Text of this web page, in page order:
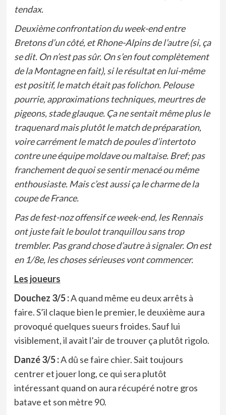
tendax.
Deuxième confrontation du week-end entre
Bretons d’un côté, et Rhone-Alpins de l’autre (si, ça
se dit. On n’est pas sûr. On s’en fout complètement
de la Montagne en fait), si le résultat en lui-même
est positif, le match était pas folichon. Pelouse
pourrie, approximations techniques, meurtres de
pigeons, stade glauque. Ça ne sentait même plus le
traquenard mais plutôt le match de préparation,
voire carrément le match de poules d’intertoto
contre une équipe moldave ou maltaise. Bref; pas
franchement de quoi se sentir menacé ou même
enthousiaste. Mais c’est aussi ça le charme de la
coupe de France.
Pas de fest-noz offensif ce week-end, les Rennais
ont juste fait le boulot tranquillou sans trop
trembler. Pas grand chose d’autre à signaler. On est
en 1/8e, les choses sérieuses vont commencer.
Les joueurs
Douchez 3/5 :A quand même eu deux arrêts à
faire. S’il claque bien le premier, le deuxième aura
provoqué quelques sueurs froides. Sauf lui
visiblement, il avait l’air de trouver ça plutôt rigolo.
Danzé 3/5 :A dû se faire chier. Sait toujours
centrer et jouer long, ce qui sera plutôt
intéressant quand on aura récupéré notre gros
batave et son mètre 90.